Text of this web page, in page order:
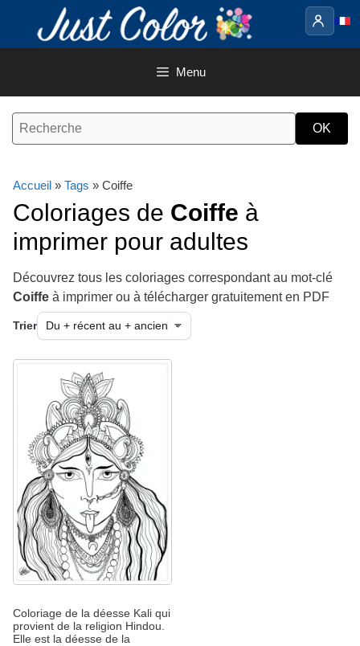
contenu
Menu
Accueil » Tags » Coiffe
Coloriages de Coiffe à
imprimer pour adultes
Découvrez tous les coloriages correspondant au mot-clé
Coiffe à imprimer ou à télécharger gratuitement en PDF
Trier
Coloriage de la déesse Kali qui
provient de la religion Hindou.
Elle est la déesse de la